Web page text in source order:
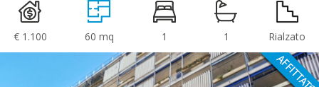
€ 1.100 60 mq 1 1 Rialzato